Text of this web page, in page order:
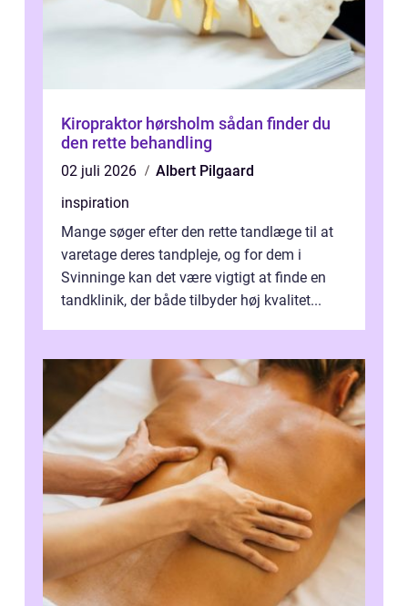
Kiropraktor hørsholm sådan finder du
den rette behandling
02 juli 2026
Albert Pilgaard
inspiration
Mange søger efter den rette tandlæge til at
varetage deres tandpleje, og for dem i
Svinninge kan det være vigtigt at finde en
tandklinik, der både tilbyder høj kvalitet...